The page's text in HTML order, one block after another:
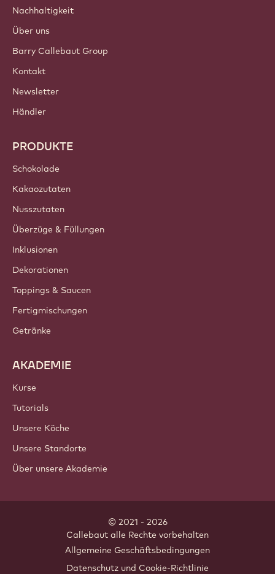
Nachhaltigkeit
Über uns
Barry Callebaut Group
Kontakt
Newsletter
Händler
PRODUKTE
Schokolade
Kakaozutaten
Nusszutaten
Überzüge & Füllungen
Inklusionen
Dekorationen
Toppings & Saucen
Fertigmischungen
Getränke
AKADEMIE
Kurse
Tutorials
Unsere Köche
Unsere Standorte
Über unsere Akademie
© 2021 - 2026
Callebaut alle Rechte vorbehalten
Allgemeine Geschäftsbedingungen
Datenschutz und Cookie-Richtlinie